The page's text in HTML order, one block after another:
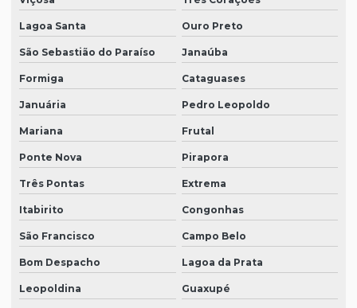
Lagoa Santa Ouro Preto
São Sebastião do Paraíso Janaúba
Formiga Cataguases
Januária Pedro Leopoldo
Mariana Frutal
Ponte Nova Pirapora
Três Pontas Extrema
Itabirito Congonhas
São Francisco Campo Belo
Bom Despacho Lagoa da Prata
Leopoldina Guaxupé